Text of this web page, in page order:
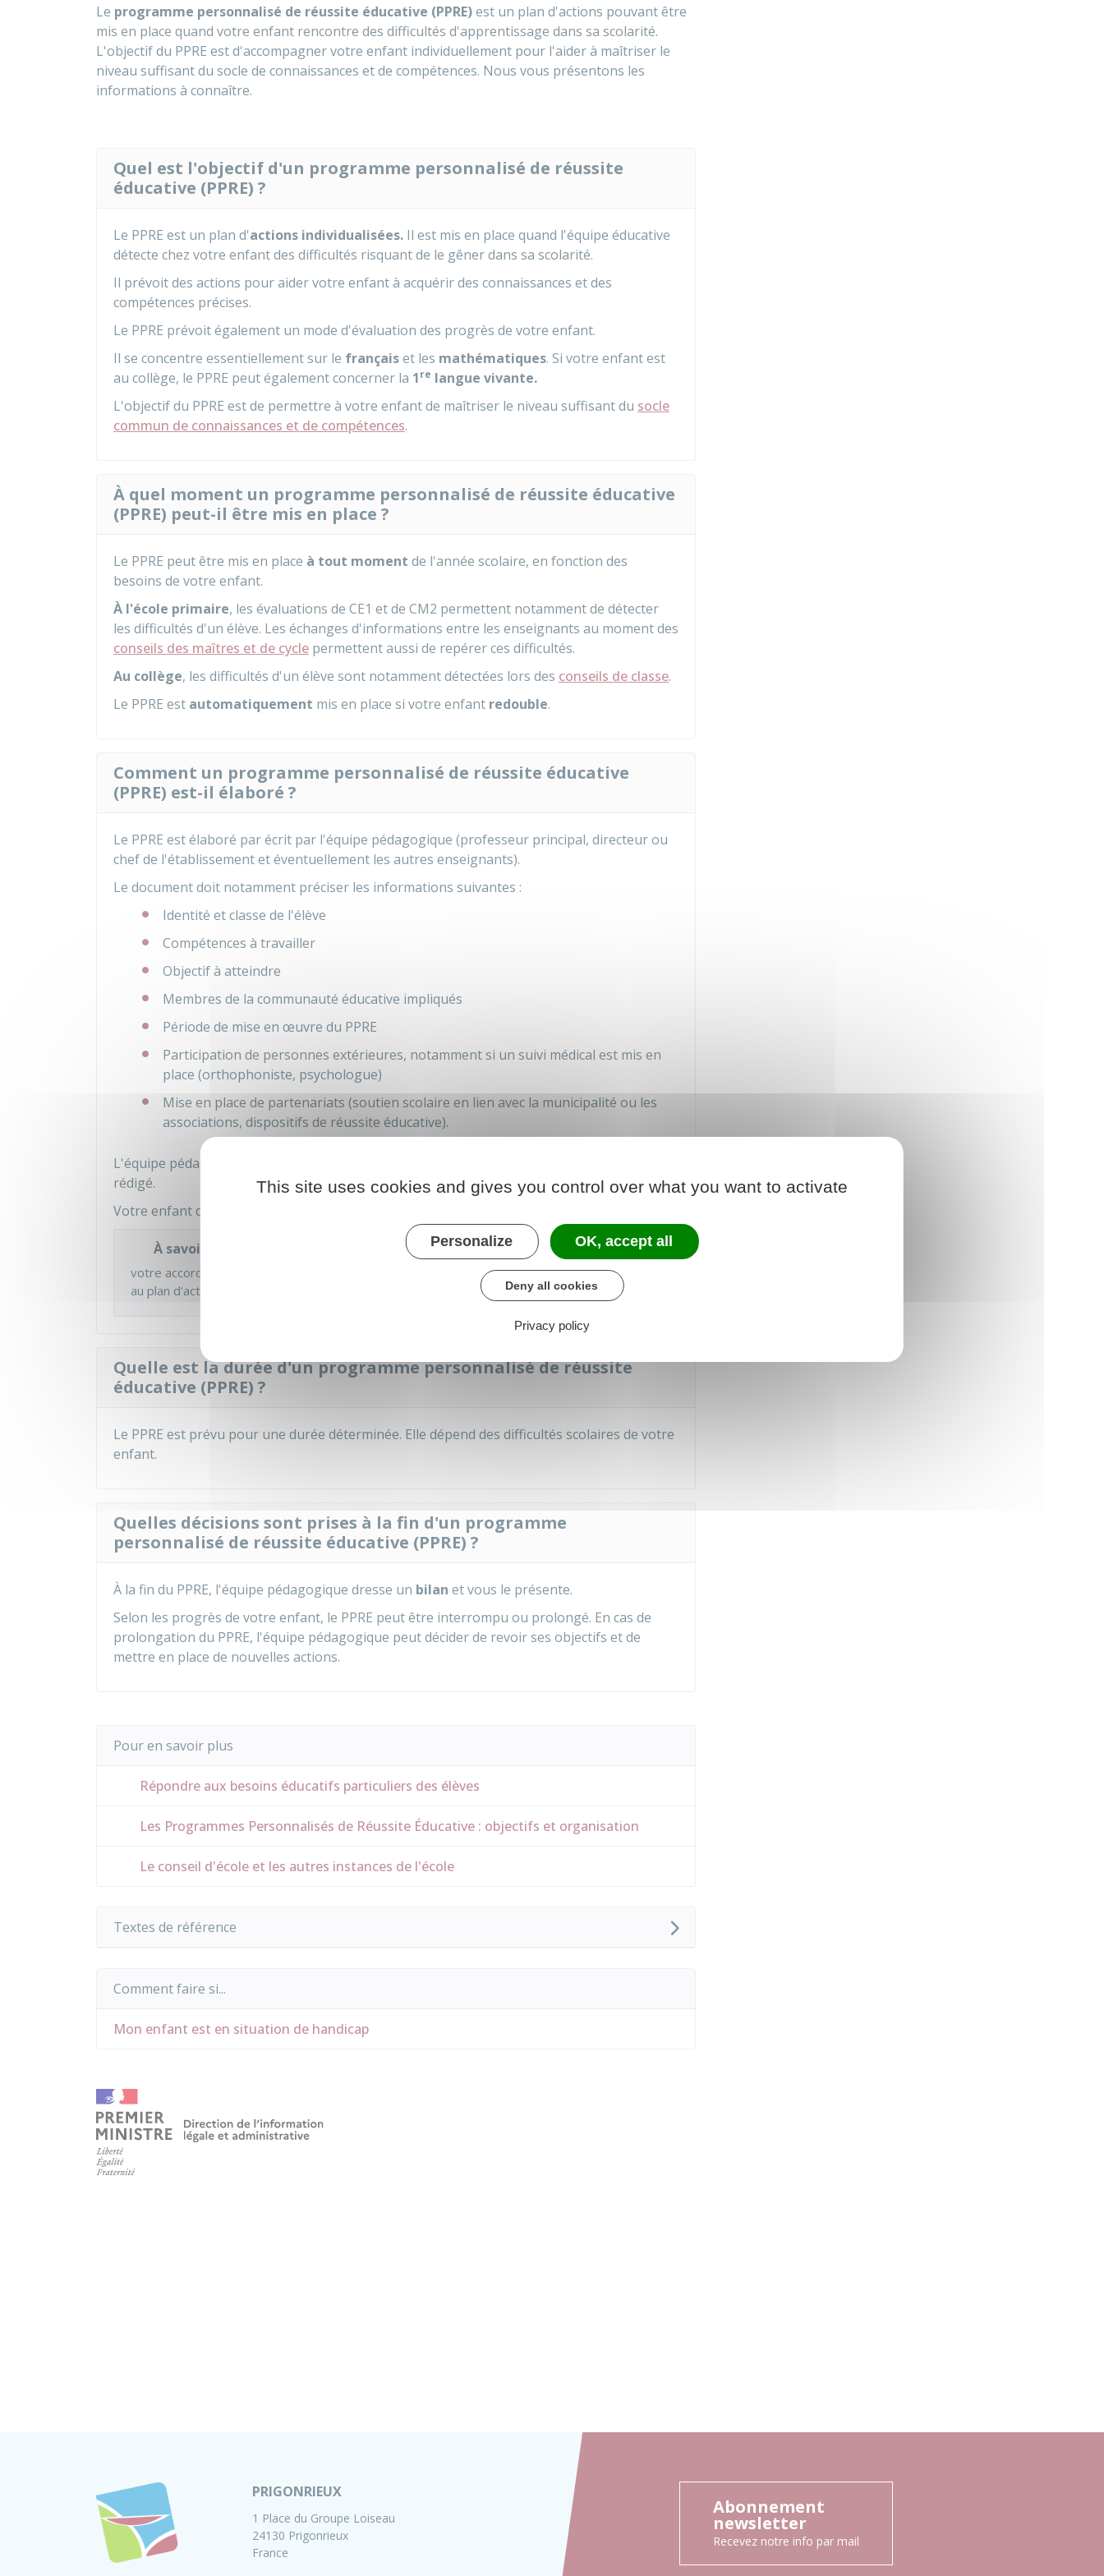
Le programme personnalisé de réussite éducative (PPRE)est un plan d'actions pouvant être
mis en place quand votre enfant rencontre des difficultés d'apprentissage dans sa scolarité.
L'objectif du PPRE est d'accompagner votre enfant individuellement pour l'aider à maîtriser le
niveau suffisant du socle de connaissances et de compétences. Nous vous présentons les
informations à connaître.
Quel est l'objectif d'un programme personnalisé de réussite
éducative (PPRE) ?
Le PPRE est un plan d'actions individualisées. Il est mis en place quand l'équipe éducative
détecte chez votre enfant des difficultés risquant de le gêner dans sa scolarité.
Il prévoit des actions pour aider votre enfant à acquérir des connaissances et des
compétences précises.
Le PPRE prévoit également un mode d'évaluation des progrès de votre enfant.
Il se concentre essentiellement sur le françaiset les mathématiques. Si votre enfant est
au collège, le PPRE peut également concerner la 1re langue vivante.
L'objectif du PPRE est de permettre à votre enfant de maîtriser le niveau suffisant du socle
commun de connaissances et de compétences.
À quel moment un programme personnalisé de réussite éducative
(PPRE) peut-il être mis en place ?
Le PPRE peut être mis en place à tout moment de l'année scolaire, en fonction des
besoins de votre enfant.
À l'école primaire, les évaluations de CE1 et de CM2 permettent notamment de détecter
les difficultés d'un élève. Les échanges d'informations entre les enseignants au moment des
conseils des maîtres et de cycle permettent aussi de repérer ces difficultés.
Au collège, les difficultés d'un élève sont notamment détectées lors des conseils de classe.
Le PPRE est automatiquement mis en place si votre enfant redouble.
Comment un programme personnalisé de réussite éducative
(PPRE) est-il élaboré ?
Le PPRE est élaboré par écrit par l'équipe pédagogique (professeur principal, directeur ou
chef de l'établissement et éventuellement les autres enseignants).
Le document doit notamment préciser les informations suivantes :
Identité et classe de l'élève
Compétences à travailler
Objectif à atteindre
Membres de la communauté éducative impliqués
Période de mise en œuvre du PPRE
Participation de personnes extérieures, notamment si un suivi médical est mis en
place (orthophoniste, psychologue)
Mise en place de partenariats (soutien scolaire en lien avec la municipalité ou les
associations, dispositifs de réussite éducative).
L'équipe pédagogique doit vous (ou au représentant légal de l'enfant) présenter le PPRE
rédigé.
Votre enfant doit être aussi associé à cette présentation.
À savoir
votre accord n'est pas nécessaire pour mettre en place le PPRE. Toutefois, votre adhésion
au plan d'actions facilite sa réussite.
Quelle est la durée d'un programme personnalisé de réussite
éducative (PPRE) ?
Le PPRE est prévu pour une durée déterminée. Elle dépend des difficultés scolaires de votre
enfant.
Quelles décisions sont prises à la fin d'un programme
personnalisé de réussite éducative (PPRE) ?
À la fin du PPRE, l'équipe pédagogique dresse un bilan et vous le présente.
Selon les progrès de votre enfant, le PPRE peut être interrompu ou prolongé. En cas de
prolongation du PPRE, l'équipe pédagogique peut décider de revoir ses objectifs et de
mettre en place de nouvelles actions.
Pour en savoir plus
Répondre aux besoins éducatifs particuliers des élèves
Les Programmes Personnalisés de Réussite Éducative : objectifs et organisation
Le conseil d'école et les autres instances de l'école
Textes de référence
Comment faire si...
Mon enfant est en situation de handicap
PRIGONRIEUX
1 Place du Groupe Loiseau
24130 Prigonrieux
France
Abonnement
newsletter
Recevez notre info par mail
This site uses cookies and gives you control over what you want to activate
Personalize OK, accept all
Deny all cookies
Privacy policy